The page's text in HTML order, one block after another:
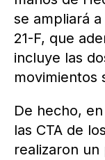
se ampliará
21-F, que
incluye las
movimientos
De hecho,
las CTA de
realizaron